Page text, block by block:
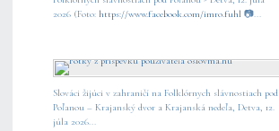
2026 (Foto: https://www.facebook.com/imro.fuhl 📷...
Slováci žijúci v zahraničí na Folklórnych slávnostiach pod
Poľanou – Krajanský dvor a Krajanská nedeľa, Detva, 12.
júla 2026...